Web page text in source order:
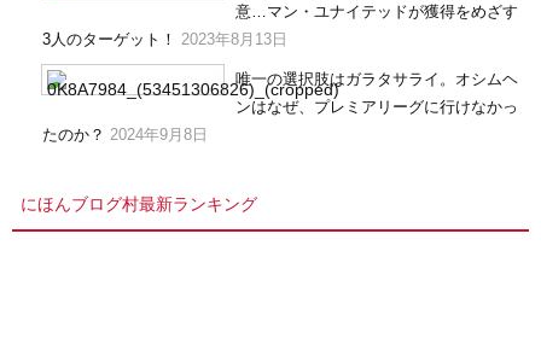
意…マン・ユナイテッドが獲得をめざす
3人のターゲット！
2023年8月13日
唯一の選択肢はガラタサライ。オシムヘ
ンはなぜ、プレミアリーグに行けなかっ
たのか？ 2024年9月8日
にほんブログ村最新ランキング